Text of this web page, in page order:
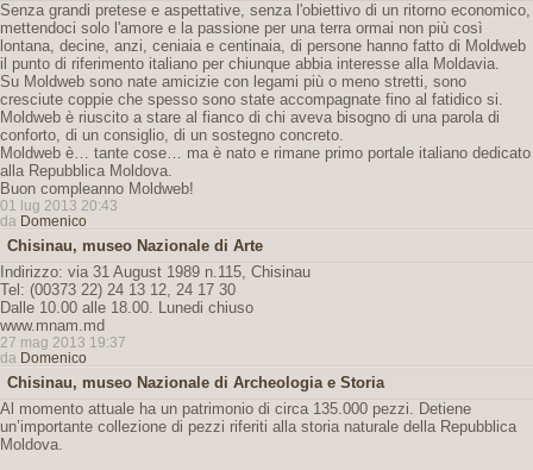
Senza grandi pretese e aspettative, senza l'obiettivo di un ritorno economico,
mettendoci solo l'amore e la passione per una terra ormai non più così
lontana, decine, anzi, ceniaia e centinaia, di persone hanno fatto di Moldweb
il punto di riferimento italiano per chiunque abbia interesse alla Moldavia.
Su Moldweb sono nate amicizie con legami più o meno stretti, sono
cresciute coppie che spesso sono state accompagnate fino al fatidico si.
Moldweb è riuscito a stare al fianco di chi aveva bisogno di una parola di
conforto, di un consiglio, di un sostegno concreto.
Moldweb è… tante cose… ma è nato e rimane primo portale italiano dedicato
alla Repubblica Moldova.
Buon compleanno Moldweb!
01 lug 2013 20:43
da Domenico
Chisinau, museo Nazionale di Arte
Indirizzo: via 31 August 1989 n.115, Chisinau
Tel: (00373 22) 24 13 12, 24 17 30
Dalle 10.00 alle 18.00. Lunedi chiuso
www.mnam.md
27 mag 2013 19:37
da Domenico
Chisinau, museo Nazionale di Archeologia e Storia
Al momento attuale ha un patrimonio di circa 135.000 pezzi. Detiene
un’importante collezione di pezzi riferiti alla storia naturale della Repubblica
Moldova.